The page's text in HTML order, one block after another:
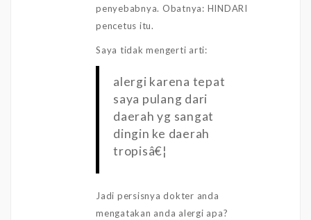
penyebabnya. Obatnya: HINDARI
pencetus itu.
Saya tidak mengerti arti:
alergi karena tepat
saya pulang dari
daerah yg sangat
dingin ke daerah
tropisâ€¦
Jadi persisnya dokter anda
mengatakan anda alergi apa?